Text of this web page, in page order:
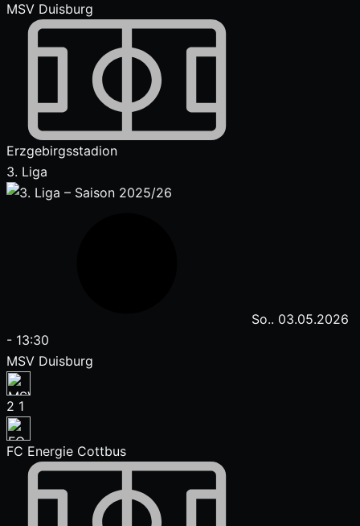
MSV Duisburg
Erzgebirgsstadion
3. Liga
So.. 03.05.2026
- 13:30
MSV Duisburg
2 1
FC Energie Cottbus